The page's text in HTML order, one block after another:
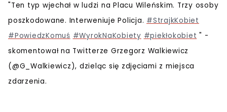
"Ten typ wjechał w ludzi na Placu Wileńskim. Trzy osoby
poszkodowane. Interweniuje Policja. #StrajkKobiet
#PowiedzKomuś #WyrokNaKobiety #piekłokobiet " -
skomentował na Twitterze Grzegorz Walkiewicz
(@G_Walkiewicz), dzieląc się zdjęciami z miejsca
zdarzenia.